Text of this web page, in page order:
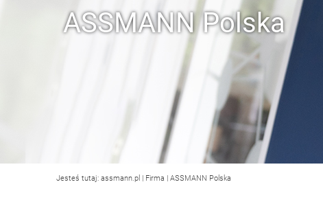
ASSMANN Polska
Jesteś tutaj: assmann.pl | Firma | ASSMANN Polska